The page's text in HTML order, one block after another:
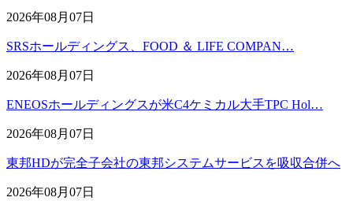
2026年08月07日
SRSホールディングス、FOOD ＆ LIFE COMPAN…
2026年08月07日
ENEOSホールディングスが米C4ケミカル大手TPC Hol…
2026年08月07日
東邦HDが完全子会社の東邦システムサービスを吸収合併へ
2026年08月07日